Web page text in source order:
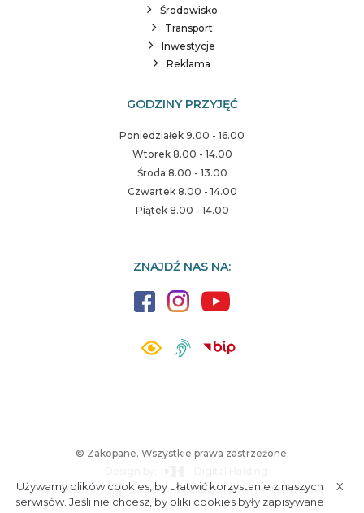
Środowisko
Transport
Inwestycje
Reklama
GODZINY PRZYJĘĆ
Poniedziałek 9.00 - 16.00
Wtorek 8.00 - 14.00
Środa 8.00 - 13.00
Czwartek 8.00 - 14.00
Piątek 8.00 - 14.00
ZNAJDŹ NAS NA:
© Zakopane. Wszystkie prawa zastrzeżone.
Wykonanie:
ESC SA - Aplikacje i strony internetowe
Używamy plików cookies, by ułatwić korzystanie z naszych
serwisów. Jeśli nie chcesz, by pliki cookies były zapisywane
X